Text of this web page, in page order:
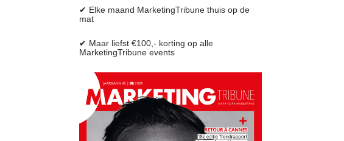
✔ Elke maand MarketingTribune thuis op de
mat
✔ Maar liefst €100,- korting op alle
MarketingTribune events